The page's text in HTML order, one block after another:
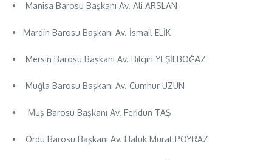
• Manisa Barosu Başkanı Av. Ali ARSLAN
• Mardin Barosu Başkanı Av. İsmail ELİK
• Mersin Barosu Başkanı Av. Bilgin YEŞİLBOĞAZ
• Muğla Barosu Başkanı Av. Cumhur UZUN
• Muş Barosu Başkanı Av. Feridun TAŞ
• Ordu Barosu Başkanı Av. Haluk Murat POYRAZ